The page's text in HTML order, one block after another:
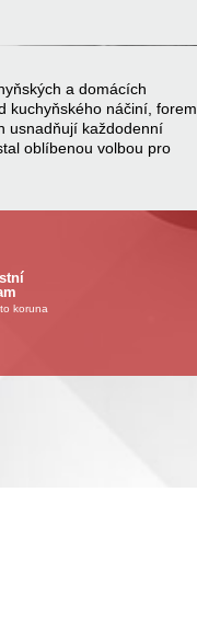
a domácích
kuchyňského náčiní, forem
usnadňují každodenní
oblíbenou volbou pro
koruna